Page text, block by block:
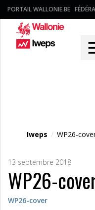
PORTAIL WALLONIE.BE
Iweps / WP26-
13 septembre 2018
WP26-
WP26-cover